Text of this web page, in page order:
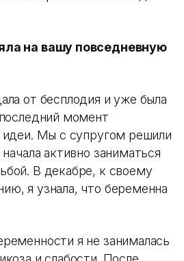
на вашу повседневную
от бесплодия и уже была
момент
идеи. Мы с супругом решили
активно заниматься
В декабре, к своему
я узнала, что беременна
я не занималась